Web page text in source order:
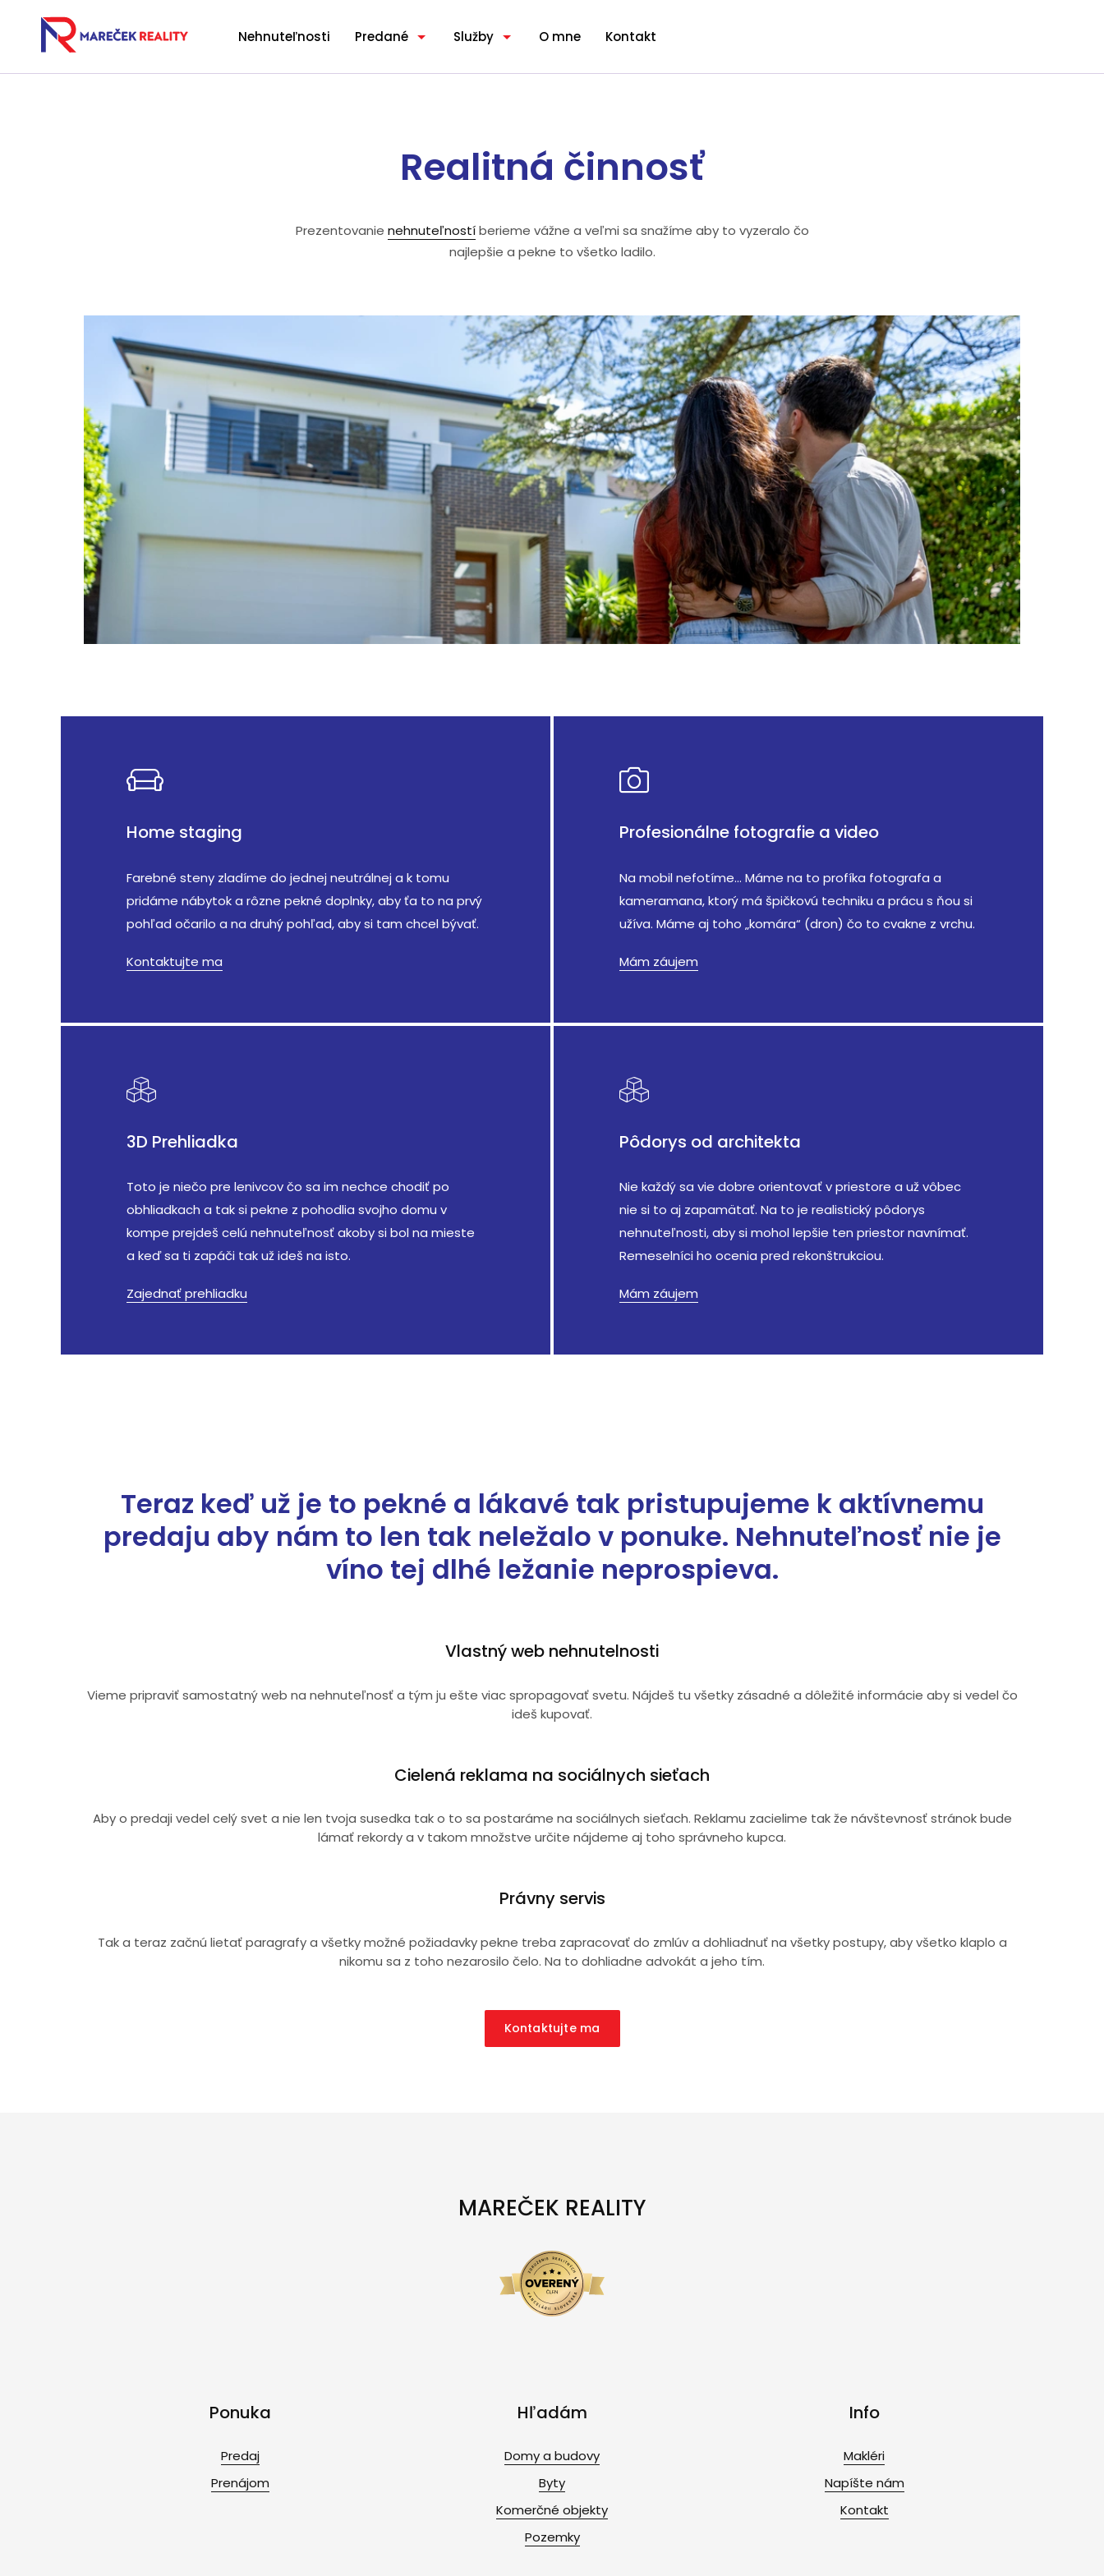
Nehnuteľnosti Predané Služby O mne Kontakt
Realitná činnosť
Prezentovanie nehnuteľnostíberieme vážne a veľmi sa snažíme aby to vyzeralo čo
najlepšie a pekne to všetko ladilo.
Home staging
Farebné steny zladíme do jednej neutrálnej a k tomu
pridáme nábytok a rôzne pekné doplnky, aby ťa to na prvý
pohľad očarilo a na druhý pohľad, aby si tam chcel bývať.
Kontaktujte ma
Profesionálne fotografie a video
Na mobil nefotíme... Máme na to profíka fotografa a
kameramana, ktorý má špičkovú techniku a prácu s ňou si
užíva. Máme aj toho „komára“ (dron) čo to cvakne z vrchu.
Mám záujem
3D Prehliadka
Toto je niečo pre lenivcov čo sa im nechce chodiť po
obhliadkach a tak si pekne z pohodlia svojho domu v
kompe prejdeš celú nehnuteľnosť akoby si bol na mieste
a keď sa ti zapáči tak už ideš na isto.
Zajednať prehliadku
Pôdorys od architekta
Nie každý sa vie dobre orientovať v priestore a už vôbec
nie si to aj zapamätať. Na to je realistický pôdorys
nehnuteľnosti, aby si mohol lepšie ten priestor navnímať.
Remeselníci ho ocenia pred rekonštrukciou.
Mám záujem
Teraz keď už je to pekné a lákavé tak pristupujeme k aktívnemu
predaju aby nám to len tak neležalo v ponuke. Nehnuteľnosť nie je
víno tej dlhé ležanie neprospieva.
Vlastný web nehnutelnosti
Vieme pripraviť samostatný web na nehnuteľnosť a tým ju ešte viac spropagovať svetu. Nájdeš tu všetky zásadné a dôležité informácie aby si vedel čo
ideš kupovať.
Cielená reklama na sociálnych sieťach
Aby o predaji vedel celý svet a nie len tvoja susedka tak o to sa postaráme na sociálnych sieťach. Reklamu zacielime tak že návštevnosť stránok bude
lámať rekordy a v takom množstve určite nájdeme aj toho správneho kupca.
Právny servis
Tak a teraz začnú lietať paragrafy a všetky možné požiadavky pekne treba zapracovať do zmlúv a dohliadnuť na všetky postupy, aby všetko klaplo a
nikomu sa z toho nezarosilo čelo. Na to dohliadne advokát a jeho tím.
Kontaktujte ma
MAREČEK REALITY
Ponuka
Predaj
Prenájom
Hľadám
Domy a budovy
Byty
Komerčné objekty
Pozemky
Info
Makléri
Napíšte nám
Kontakt